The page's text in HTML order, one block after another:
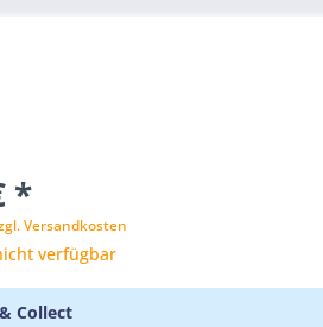
*
Versandkosten
verfügbar
Collect